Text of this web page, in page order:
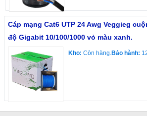
Cáp mạng Cat6 UTP 24 Awg Veggieg
độ Gigabit 10/100/1000 vỏ màu xanh.
Kho: Còn hàng.Bảo hành: